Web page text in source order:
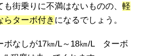
街乗りに不満はないものの、 軽
らターボ付き になるでしょう。
ボなしが17㎞/L～18㎞/L ターボ